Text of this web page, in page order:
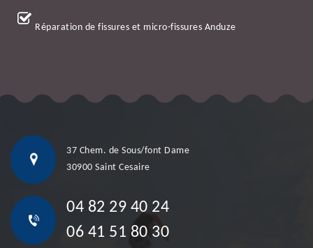
Réparation de fissures et micro-fissures Anduze
37 Chem. de Sous/font Dame
30900 Saint Cesaire
04 82 29 40 24
06 41 51 80 30